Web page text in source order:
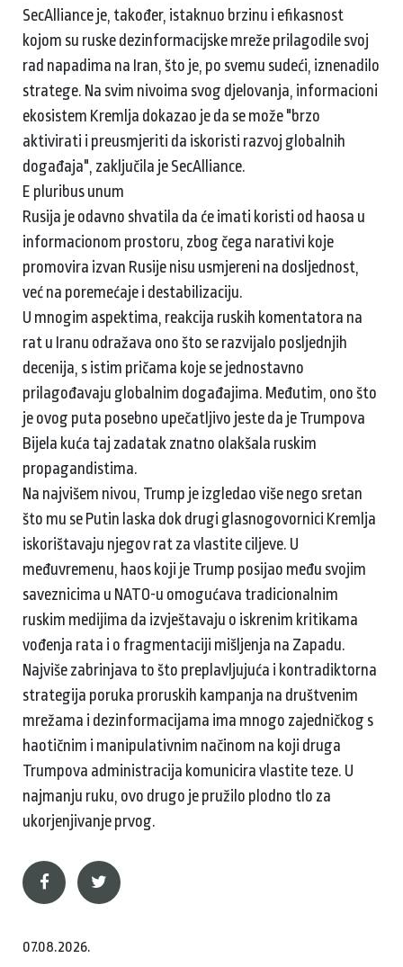
SecAlliance je, također, istaknuo brzinu i efikasnost
kojom su ruske dezinformacijske mreže prilagodile svoj
rad napadima na Iran, što je, po svemu sudeći, iznenadilo
stratege. Na svim nivoima svog djelovanja, informacioni
ekosistem Kremlja dokazao je da se može "brzo
aktivirati i preusmjeriti da iskoristi razvoj globalnih
događaja", zaključila je SecAlliance.
E pluribus unum
Rusija je odavno shvatila da će imati koristi od haosa u
informacionom prostoru, zbog čega narativi koje
promovira izvan Rusije nisu usmjereni na dosljednost,
već na poremećaje i destabilizaciju.
U mnogim aspektima, reakcija ruskih komentatora na
rat u Iranu odražava ono što se razvijalo posljednjih
decenija, s istim pričama koje se jednostavno
prilagođavaju globalnim događajima. Međutim, ono što
je ovog puta posebno upečatljivo jeste da je Trumpova
Bijela kuća taj zadatak znatno olakšala ruskim
propagandistima.
Na najvišem nivou, Trump je izgledao više nego sretan
što mu se Putin laska dok drugi glasnogovornici Kremlja
iskorištavaju njegov rat za vlastite ciljeve. U
međuvremenu, haos koji je Trump posijao među svojim
saveznicima u NATO-u omogućava tradicionalnim
ruskim medijima da izvještavaju o iskrenim kritikama
vođenja rata i o fragmentaciji mišljenja na Zapadu.
Najviše zabrinjava to što preplavljujuća i kontradiktorna
strategija poruka proruskih kampanja na društvenim
mrežama i dezinformacijama ima mnogo zajedničkog s
haotičnim i manipulativnim načinom na koji druga
Trumpova administracija komunicira vlastite teze. U
najmanju ruku, ovo drugo je pružilo plodno tlo za
ukorjenjivanje prvog.
07.08.2026.